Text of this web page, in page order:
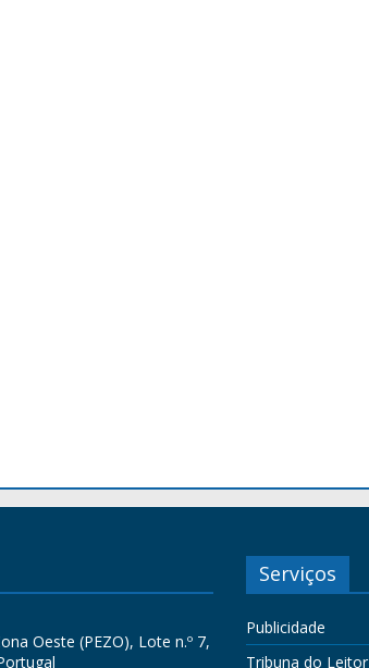
Oeste (PEZO), Lote n.º 7,
Serviços
Publicidade
Tribuna do Leitor